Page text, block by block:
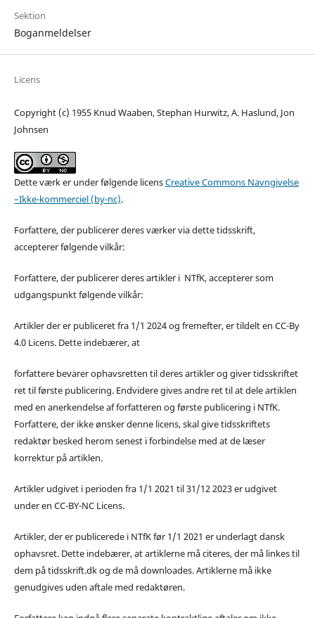
Sektion
Boganmeldelser
Licens
Copyright (c) 1955 Knud Waaben, Stephan Hurwitz, A. Haslund, Jon
Johnsen
Dette værk er under følgende licensCreative Commons Navngivelse
–Ikke-kommerciel (by-nc).
Forfattere, der publicerer deres værker via dette tidsskrift,
accepterer følgende vilkår:
Forfattere, der publicerer deres artikler i NTfK, accepterer som
udgangspunkt følgende vilkår:
Artikler der er publiceret fra 1/1 2024 og fremefter, er tildelt en CC-By
4.0 Licens. Dette indebærer, at
forfattere bevarer ophavsretten til deres artikler og giver tidsskriftet
ret til første publicering. Endvidere gives andre ret til at dele artiklen
med en anerkendelse af forfatteren og første publicering i NTfK.
Forfattere, der ikke ønsker denne licens, skal give tidsskriftets
redaktør besked herom senest i forbindelse med at de læser
korrektur på artiklen.
Artikler udgivet i perioden fra 1/1 2021 til 31/12 2023 er udgivet
under en CC-BY-NC Licens.
Artikler, der er publicerede i NTfK før 1/1 2021 er underlagt dansk
ophavsret. Dette indebærer, at artiklerne må citeres, der må linkes til
dem på tidsskrift.dk og de må downloades. Artiklerne må ikke
genudgives uden aftale med redaktøren.